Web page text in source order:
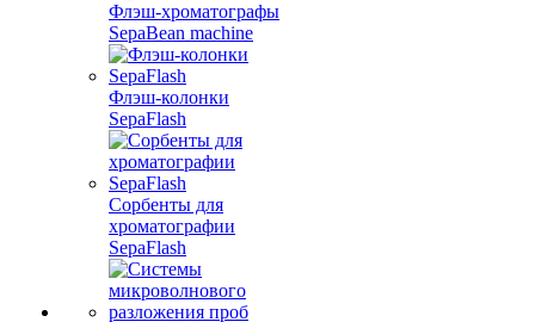
Флэш-хроматографы
SepaBean machine
Флэш-колонки
SepaFlash
Сорбенты для
хроматографии
SepaFlash